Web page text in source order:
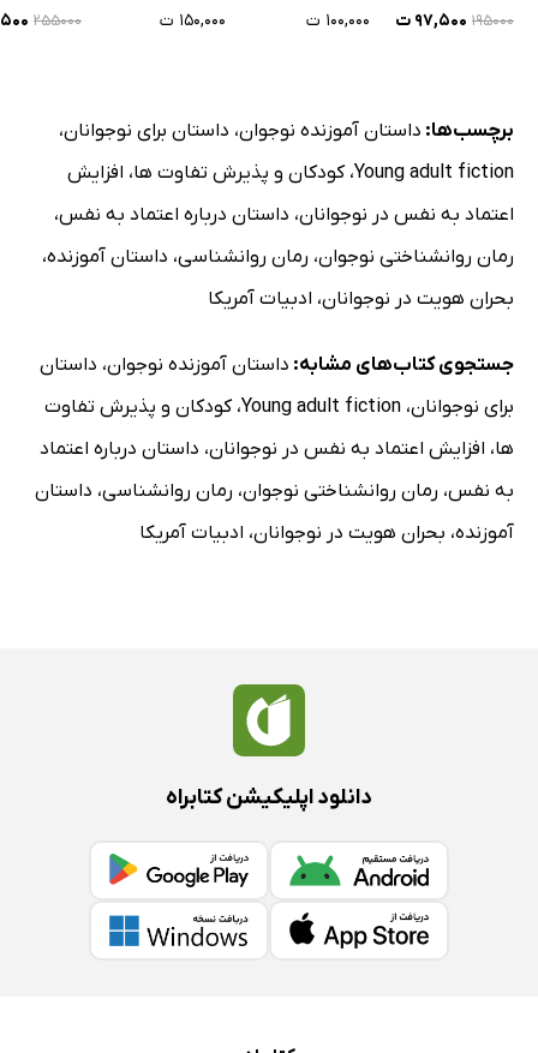
۱۹۵۰۰۰ ۹۷,۵۰۰ ت
۱۰۰,۰۰۰ ت
۱۵۰,۰۰۰ ت
۲۵۵۰۰۰
برچسب‌ها: داستان آموزنده نوجوان، داستان برای نوجوانان،
Young adult fiction،کودکان و پذیرش تفاوت ها، افزایش
اعتماد به نفس در نوجوانان، داستان درباره اعتماد به نفس،
رمان روانشناختی نوجوان، رمان روانشناسی، داستان آموزنده،
بحران هویت در نوجوانان، ادبیات آمریکا
جستجوی کتاب‌های مشابه: داستان آموزنده نوجوان، داستان
برای نوجوانان، Young adult fiction،کودکان و پذیرش تفاوت
ها، افزایش اعتماد به نفس در نوجوانان، داستان درباره اعتماد
به نفس، رمان روانشناختی نوجوان، رمان روانشناسی، داستان
آموزنده، بحران هویت در نوجوانان، ادبیات آمریکا
دانلود اپلیکیشن کتابراه